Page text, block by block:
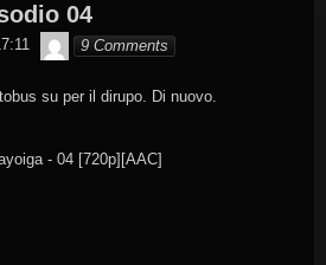
04
Byakko
9 Comments
su per il dirupo. Di nuovo.